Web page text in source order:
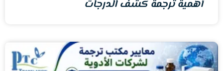
أهمية ترجمة كشف الدرجات